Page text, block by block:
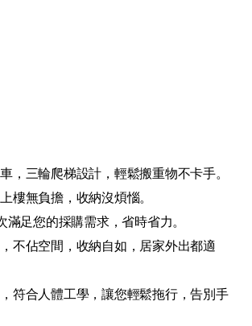
，三輪爬梯設計，輕鬆搬重物不卡手。
樓無負擔，收納沒煩惱。
滿足您的採購需求，省時省力。
不佔空間，收納自如，居家外出都適
符合人體工學，讓您輕鬆拖行，告別手